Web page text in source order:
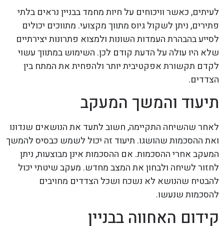
לעיתים, כאשר וויכוחים על חיות מחמד בבניין נראים בלתי
פתירים, ניתן לשקול גיוס מתווך מקצועי. מתווכים יכולים
לסייע בהבהרת העמדות השונות ולמצוא פתרונות יצירתיים
שלא היו עולה על הדעת קודם לכן. השימוש במתווך עשוי
לקדם תקשורת אפקטיבית יותר ולהפחית את המתח בין
הצדדים.
תיעוד והמשך המעקב
לאחר שהשיחה התקיימה, חשוב לתעד את הנושאים שנדונו
ואת ההסכמות שהושגו. תיעוד זה יכול לשמש כבסיס להמשך
המעקב אחרי ההסכמות. אם ההסכמות אינן מבוצעות, ניתן
לחזור לשיחה ולבחון את המצב מחדש. מעקב שיטתי יכול
להבטיח שהנושא לא נשכח ושכל הצדדים מחויבים
להסכמות שנעשו.
קידום האחווה בבניין